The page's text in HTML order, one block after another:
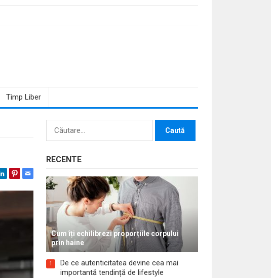
Timp Liber
Caută
RECENTE
Cum îți echilibrezi proporțiile corpului
prin haine
1
De ce autenticitatea devine cea mai
importantă tendință de lifestyle